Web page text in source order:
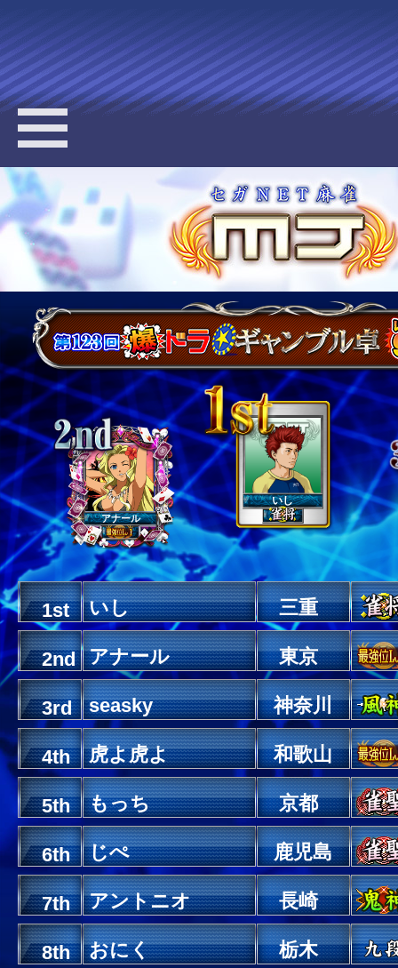
アナール
いし
1st いし 三重
2nd アナール 東京
3rd seasky 神奈川
4th 虎よ虎よ 和歌山
5th もっち 京都
6th じぺ 鹿児島
7th アントニオ 長崎
8th おにく 栃木